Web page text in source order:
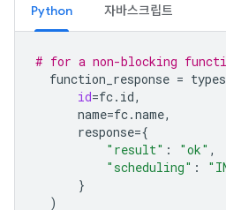
Python 자바스크립트
# for a non-blocking
function_response = types
id=fc. id,
name=fc.name,
response={
"result" : "ok" ,
"scheduling" :
}
)